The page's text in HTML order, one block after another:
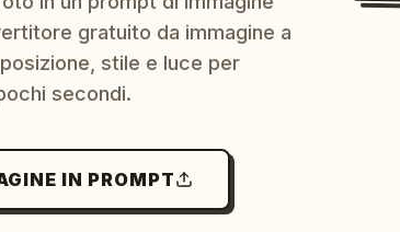
gratuito da immagine a
stile e luce per
secondi.
IN PROMPT